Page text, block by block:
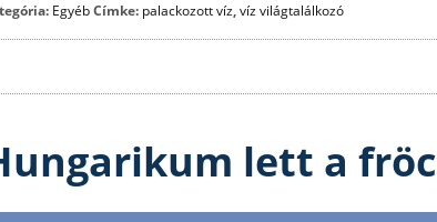
EgyébCímke: palackozott víz,víz világtalálkozó
lett a